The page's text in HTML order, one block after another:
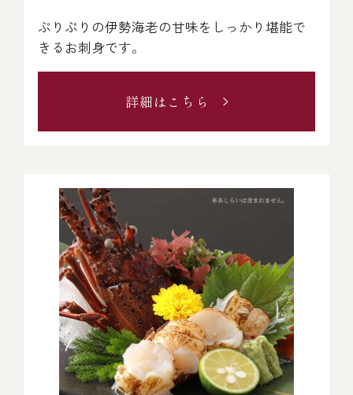
ぷりぷりの伊勢海老の甘味をしっかり堪能で
きるお刺身です。
詳細はこちら